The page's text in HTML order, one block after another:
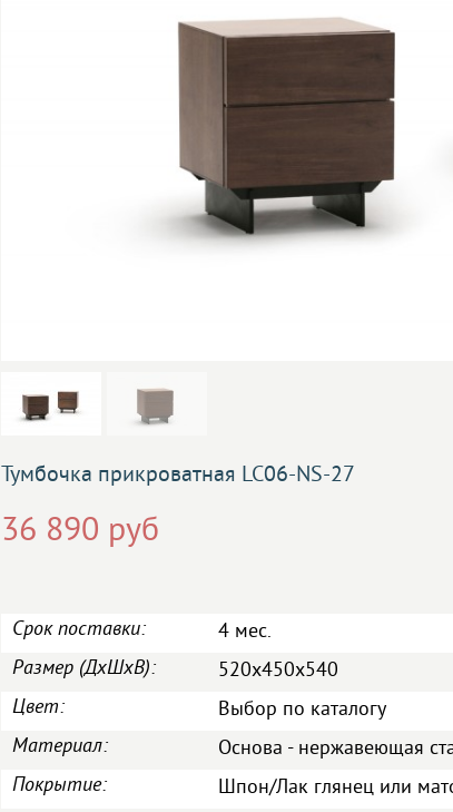
Тумбочка прикроватная LC06-NS-27
36 890 руб
Срок поставки:
4 мес.
Размер (ДxШxВ):
520x450x540
Цвет:
Выбор по каталогу
Материал:
Основа - нержавеющая
Покрытие:
Шпон/Лак глянец или